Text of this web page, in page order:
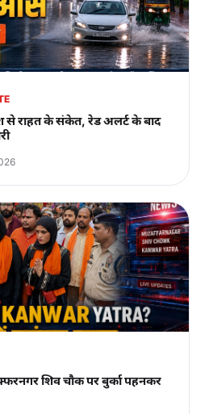
से राहत के संकेत, रेड अलर्ट के बाद
शिव चौक पर बुर्का पहनकर